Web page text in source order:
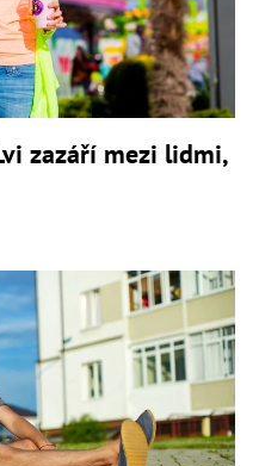
zazáří mezi lidmi,